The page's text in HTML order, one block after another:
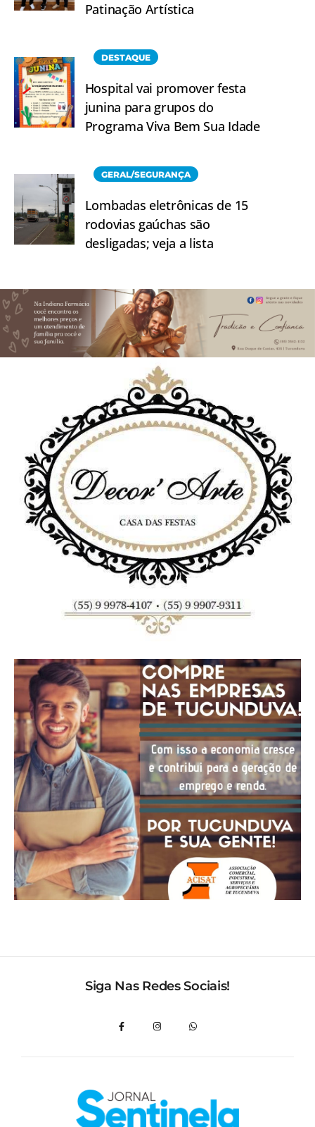
Patinação Artística
DESTAQUE
Hospital vai promover festa
junina para grupos do
Programa Viva Bem Sua Idade
GERAL/SEGURANÇA
Lombadas eletrônicas de 15
rodovias gaúchas são
desligadas; veja a lista
Siga Nas Redes Sociais!